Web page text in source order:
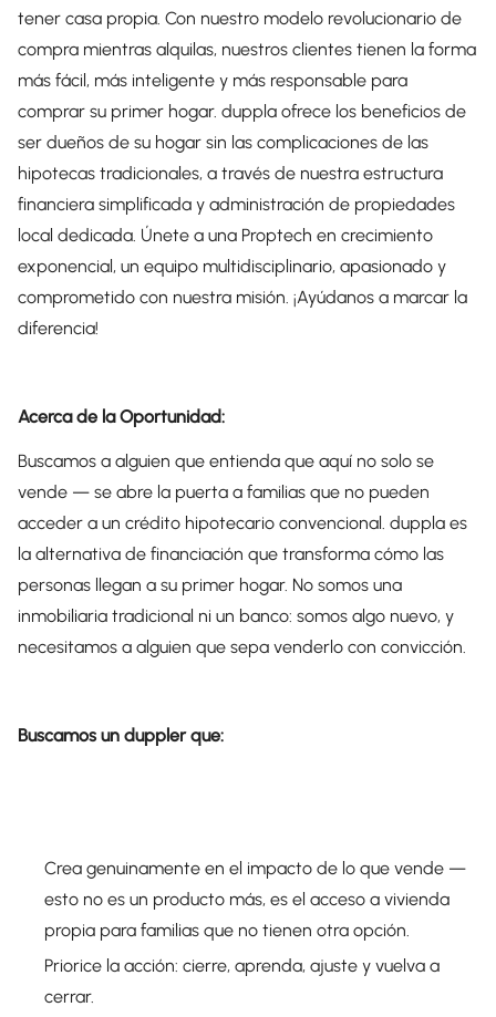
tener casa propia. Con nuestro modelo revolucionario de
compra mientras alquilas, nuestros clientes tienen la forma
más fácil, más inteligente y más responsable para
comprar su primer hogar. duppla ofrece los beneficios de
ser dueños de su hogar sin las complicaciones de las
hipotecas tradicionales, a través de nuestra estructura
financiera simplificada y administración de propiedades
local dedicada. Únete a una Proptech en crecimiento
exponencial, un equipo multidisciplinario, apasionado y
comprometido con nuestra misión. ¡Ayúdanos a marcar la
diferencia!
Acerca de la Oportunidad:
Buscamos a alguien que entienda que aquí no solo se
vende — se abre la puerta a familias que no pueden
acceder a un crédito hipotecario convencional. duppla es
la alternativa de financiación que transforma cómo las
personas llegan a su primer hogar. No somos una
inmobiliaria tradicional ni un banco: somos algo nuevo, y
necesitamos a alguien que sepa venderlo con convicción.
Buscamos un duppler que:
Crea genuinamente en el impacto de lo que vende —
esto no es un producto más, es el acceso a vivienda
propia para familias que no tienen otra opción.
Priorice la acción: cierre, aprenda, ajuste y vuelva a
cerrar.